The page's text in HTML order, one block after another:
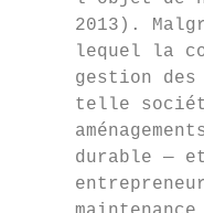
2013).
lequel la
gestion des
telle
durable —